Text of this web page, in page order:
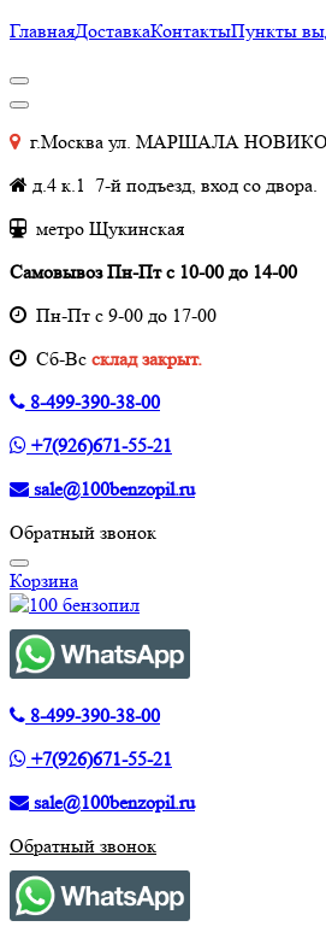
ГлавнаяДоставкаКонтактыПункты
г.Москва ул. МАРШАЛА
д.4 к.1 7-й подъезд, вход со двора.
метро Щукинская
Самовывоз Пн-Пт с 10-00 до 14-00
Пн-Пт с 9-00 до 17-00
Cб-Вс склад закрыт.
8-499-390-38-00
+7(926)671-55-21
sale@100benzopil.ru
Обратный звонок
Корзина
8-499-390-38-00
+7(926)671-55-21
sale@100benzopil.ru
Обратный звонок